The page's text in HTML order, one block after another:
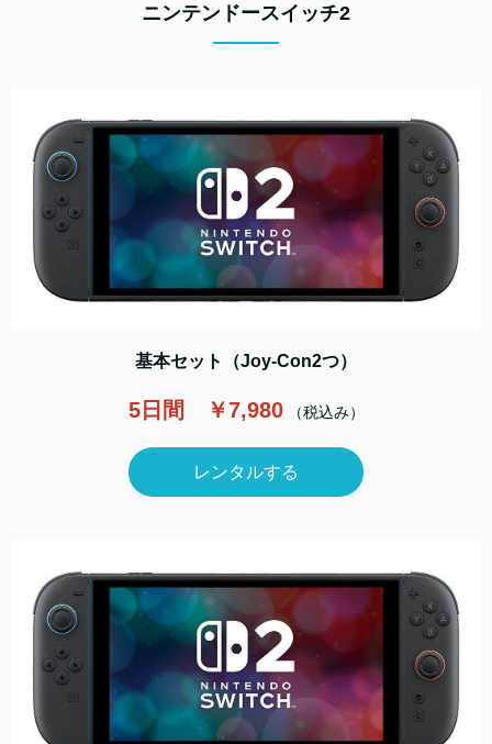
ニンテンドースイッチ2
基本セット（Joy-Con2つ）
5日間 ￥7,980 （税込み）
レンタルする